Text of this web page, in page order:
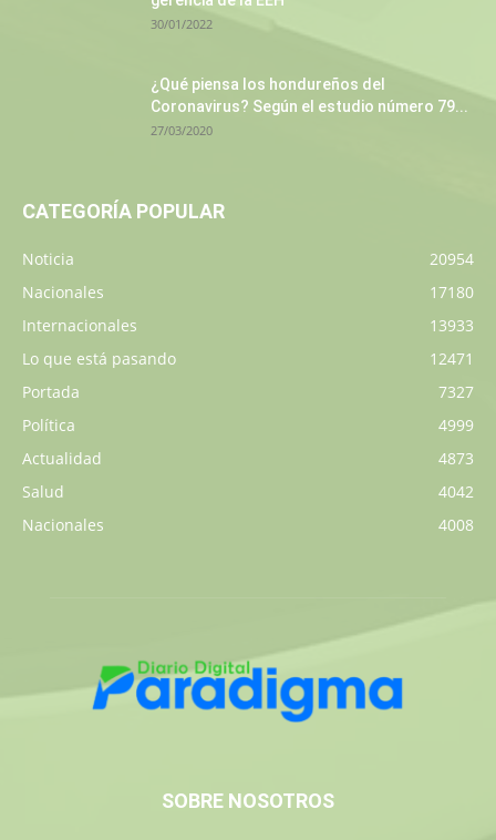
30/01/2022
¿Qué piensa los hondureños del
Coronavirus? Según el estudio número 79...
27/03/2020
CATEGORÍA POPULAR
Noticia
20954
Nacionales
17180
Internacionales
13933
Lo que está pasando
12471
Portada
7327
Política
4999
Actualidad
4873
Salud
4042
Nacionales
4008
SOBRE NOSOTROS